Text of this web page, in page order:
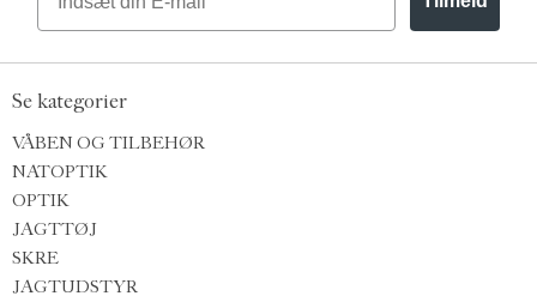
Se kategorier
VÅBEN OG TILBEHØR
NATOPTIK
OPTIK
JAGTTØJ
SKRE
JAGTUDSTYR